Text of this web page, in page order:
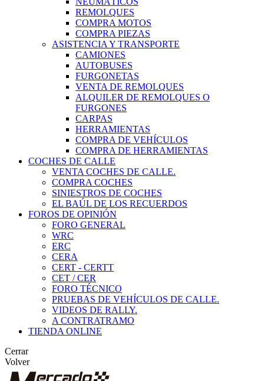
REMOLQUES
COMPRA MOTOS
COMPRA PIEZAS
ASISTENCIA Y TRANSPORTE
CAMIONES
AUTOBUSES
FURGONETAS
VENTA DE REMOLQUES
ALQUILER DE REMOLQUES O
FURGONES
CARPAS
HERRAMIENTAS
COMPRA DE VEHÍCULOS
COMPRA DE HERRAMIENTAS
COCHES DE CALLE
VENTA COCHES DE CALLE.
COMPRA COCHES
SINIESTROS DE COCHES
EL BAÚL DE LOS RECUERDOS
FOROS DE OPINIÓN
FORO GENERAL
WRC
ERC
CERA
CERT - CERTT
CET / CER
FORO TÉCNICO
PRUEBAS DE VEHÍCULOS DE CALLE.
VIDEOS DE RALLY.
A CONTRATRAMO
TIENDA ONLINE
Cerrar
Volver